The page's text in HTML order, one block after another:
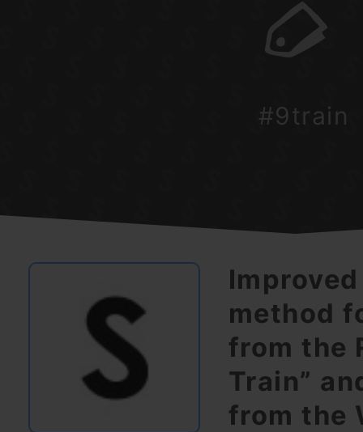
#9train
method
from the
Train”
from the